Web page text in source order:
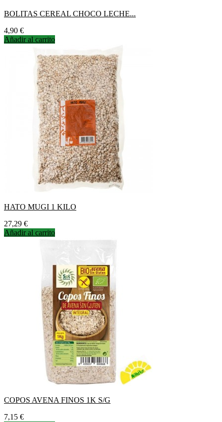
BOLITAS CEREAL CHOCO LECHE...
Precio
4,90 €
Añadir al carrito
HATO MUGI 1 KILO
Precio
27,29 €
Añadir al carrito
COPOS AVENA FINOS 1K S/G
Precio
7,15 €